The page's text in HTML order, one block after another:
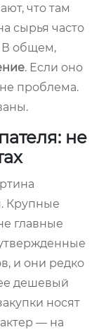
что там
сырья часто
В общем,
. Если оно
не проблема.
не
Крупные
главные
и они редко
дешевый
носят
— на